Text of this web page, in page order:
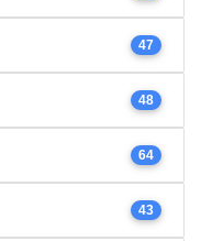
47
48
64
43